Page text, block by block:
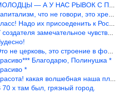
— А У НАС РЫВОК С ПРОРЫВОМ В ТРУБУ
что не говори, это хреново (((
Надо их присоеденить к России!
замечательное чувство юмора! ))
не церковь, это строение в форме церкви.
Благодарю, Полинушка *
*
какая волшебная наша планета!… еще-бы, мы понимали это…
70 х там был, грязный город.